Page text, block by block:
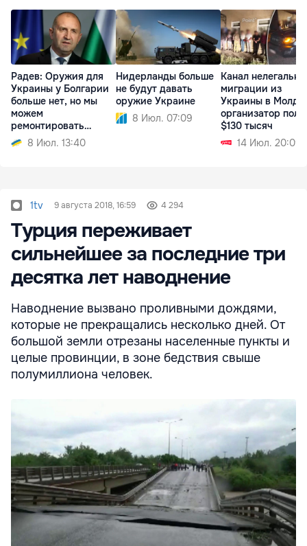
Радев: Оружия для
Украины у Болгарии
больше нет, но мы
можем
ремонтировать
технику
8 Июл. 13:40
Нидерланды больше
не будут давать
оружие Украине
8 Июл. 07:09
Канал
миграции из
Украины в
организатор
$130 тысяч
14 Июл. 20:09
1tv 9 августа 2018, 16:59 4 294
Турция переживает
сильнейшее за последние три
десятка лет наводнение
Наводнение вызвано проливными дождями,
которые не прекращались несколько дней. От
большой земли отрезаны населенные пункты и
целые провинции, в зоне бедствия свыше
полумиллиона человек.